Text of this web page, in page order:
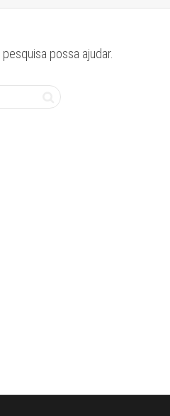
possa ajudar.